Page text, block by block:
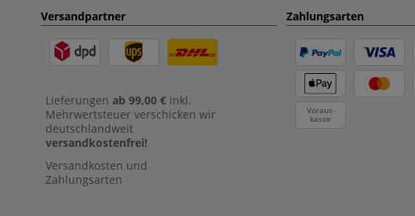
Versandpartner
Lieferungen ab 99,00 € inkl.
Mehrwertsteuer verschicken wir
deutschlandweit
versandkostenfrei!
Versandkosten und
Zahlungsarten
Zahlungsarten
Voraus-
kasse